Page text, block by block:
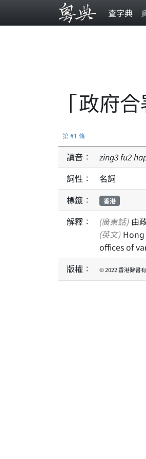
查字典
「政府合
第 #1 條
讀音： zing3fu2
詞性：
名詞
標籤：
香港
解釋： (廣東話) 由
(英文)
offices of
版權：
© 2022 香港辭書